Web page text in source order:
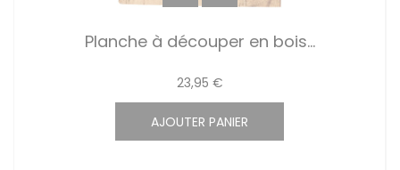
Planche à découper en bois...
23,95 €
AJOUTER PANIER